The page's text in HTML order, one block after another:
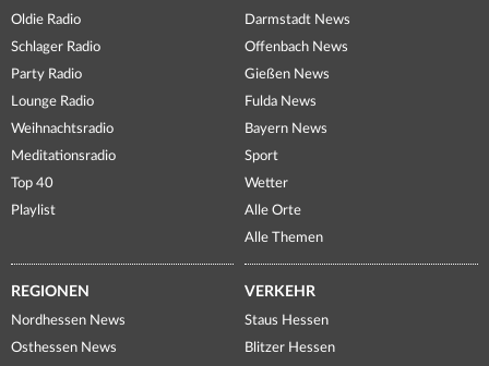
Oldie Radio
Schlager Radio
Party Radio
Lounge Radio
Weihnachtsradio
Meditationsradio
Top 40
Playlist
Darmstadt News
Offenbach News
Gießen News
Fulda News
Bayern News
Sport
Wetter
Alle Orte
Alle Themen
REGIONEN
Nordhessen News
Osthessen News
VERKEHR
Staus Hessen
Blitzer Hessen